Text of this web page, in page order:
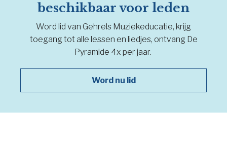
beschikbaar voor leden
Word lid van Gehrels Muziekeducatie, krijg
toegang tot alle lessen en liedjes, ontvang De
Pyramide 4x per jaar.
Word nu lid